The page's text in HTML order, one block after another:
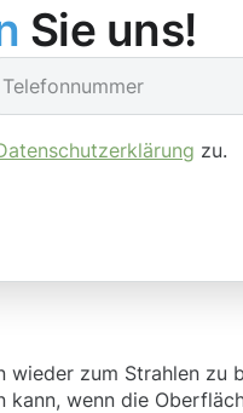
Sie uns!
zu.
zum Strahlen
wenn die